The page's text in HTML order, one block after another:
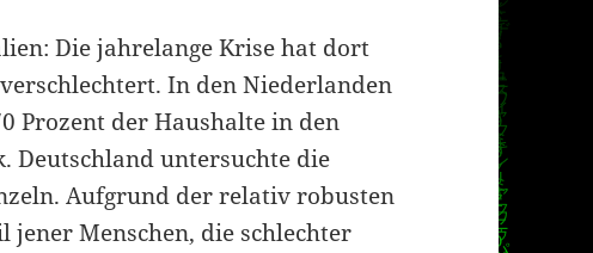
Die jahrelange Krise hat dort
In den Niederlanden
Prozent der Haushalte in den
Deutschland untersuchte die
Aufgrund der relativ robusten
Menschen, die schlechter